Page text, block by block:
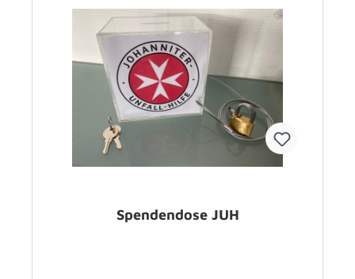
Spendendose JUH